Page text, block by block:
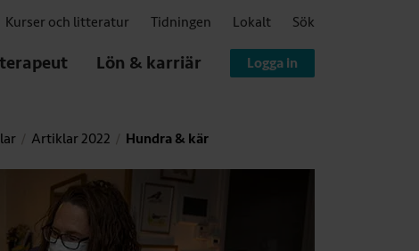
Kurser och litteratur Tidningen Lokalt Sök
Lön & karriär Logga in
Artiklar 2022 Hundra & kär